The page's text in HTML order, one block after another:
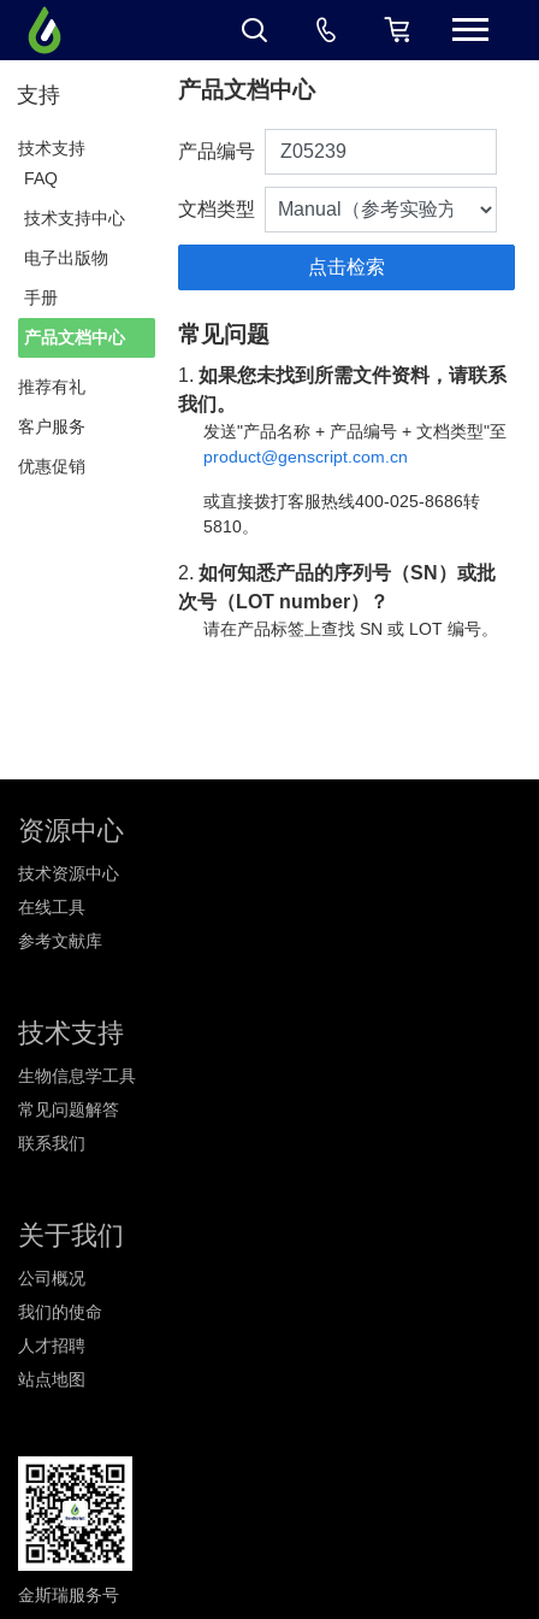
支持
技术支持
FAQ
技术支持中心
电子出版物
手册
产品文档中心
推荐有礼
客户服务
优惠促销
产品文档中心
产品编号
文档类型
常见问题
1.如果您未找到所需文件资料，请联系
我们。
发送"产品名称 + 产品编号 + 文档类型"至
product@genscript.com.cn
或直接拨打客服热线400-025-8686转
5810。
2.如何知悉产品的序列号（SN）或批
次号（LOT number）？
请在产品标签上查找 SN 或 LOT 编号。
资源中心
技术资源中心
在线工具
参考文献库
技术支持
生物信息学工具
常见问题解答
联系我们
关于我们
公司概况
我们的使命
人才招聘
站点地图
金斯瑞服务号